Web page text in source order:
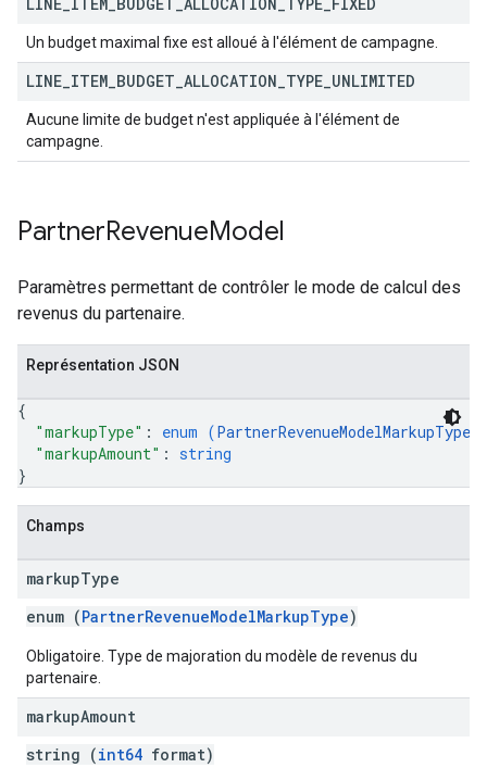
Un budget maximal fixe est alloué à l'élément de campagne.
LINE ITEM BUDGET ALLOCATION TYPE UNLIMITED
Aucune limite de budget n'est appliquée à l'élément de
campagne.
PartnerRevenueModel
Paramètres permettant de contrôler le mode de calcul des
revenus du partenaire.
Représentation JSON
{
"markupType" : enum (PartnerRevenueModelMarkupType
"markupAmount" : string
}
Champs
markupType
enum (PartnerRevenueModelMarkupType)
Obligatoire. Type de majoration du modèle de revenus du
partenaire.
markupAmount
string (int64 format)